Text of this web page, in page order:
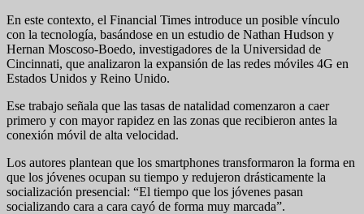
En este contexto, el Financial Times introduce un posible vínculo
con la tecnología, basándose en un estudio de Nathan Hudson y
Hernan Moscoso-Boedo, investigadores de la Universidad de
Cincinnati, que analizaron la expansión de las redes móviles 4G en
Estados Unidos y Reino Unido.
Ese trabajo señala que las tasas de natalidad comenzaron a caer
primero y con mayor rapidez en las zonas que recibieron antes la
conexión móvil de alta velocidad.
Los autores plantean que los smartphones transformaron la forma en
que los jóvenes ocupan su tiempo y redujeron drásticamente la
socialización presencial: “El tiempo que los jóvenes pasan
socializando cara a cara cayó de forma muy marcada”.